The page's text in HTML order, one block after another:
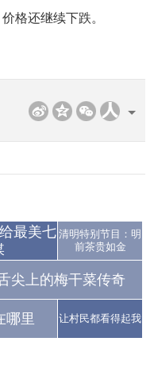
格还继续下跌。
最美七 清明特别节目：明
前茶贵如金
尖上的梅干菜传奇
哪里 让村民都看得起我